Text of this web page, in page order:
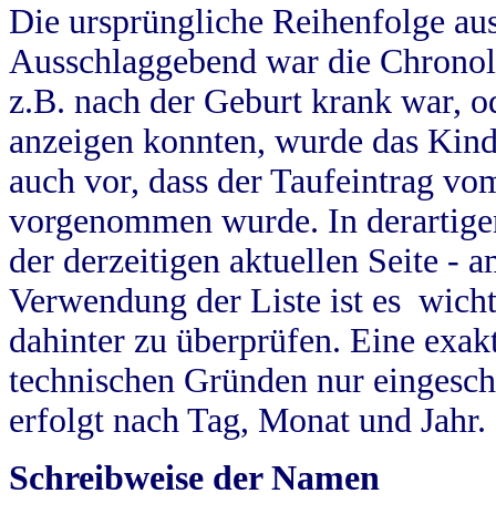
Die ursprüngliche Reihenfolge
Ausschlaggebend war die
z.B. nach der Geburt krank war,
anzeigen konnten, wurde das
auch vor, dass der Taufeintrag
vorgenommen wurde. In
der derzeitigen aktuellen Seite -
Verwendung der Liste ist es
dahinter zu überprüfen. Eine
technischen Gründen nur
erfolgt nach Tag, Monat und Jahr.
Schreibweise der Namen